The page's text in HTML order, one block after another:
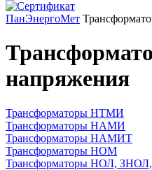
ПанЭнергоМет
напряжения
Трансформаторы НТМИ
Трансформаторы НАМИ
Трансформаторы НАМИТ
Трансформаторы НОМ
Трансформаторы НОЛ,